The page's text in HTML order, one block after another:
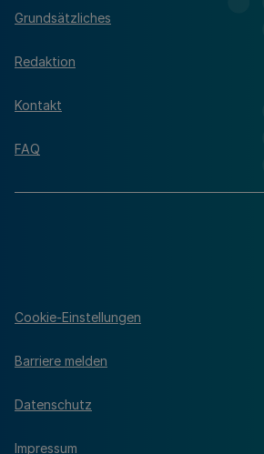
Grundsätzliches
Redaktion
Kontakt
FAQ
Cookie-Einstellungen
Barriere melden
Datenschutz
Impressum